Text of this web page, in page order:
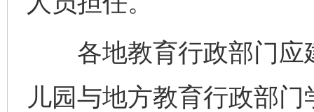
各地教育行政部门应
儿园与地方教育行政部